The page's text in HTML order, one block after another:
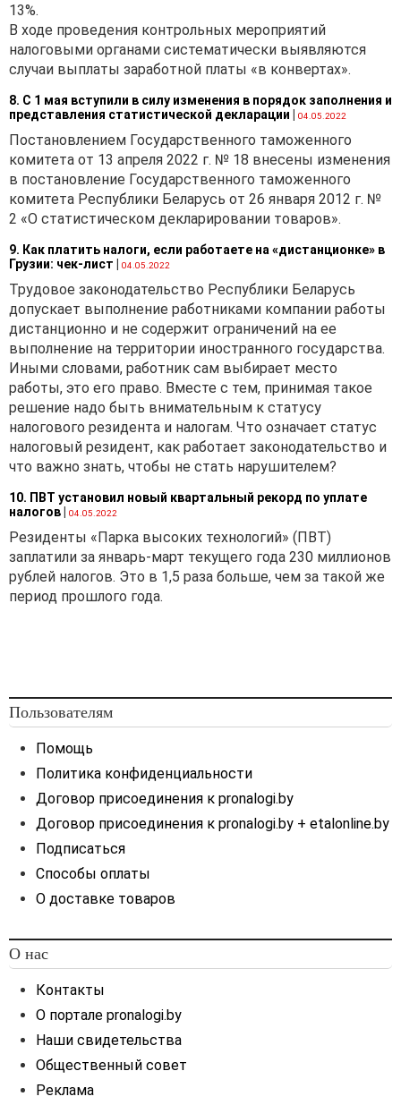
13%.
В ходе проведения контрольных мероприятий
налоговыми органами систематически выявляются
случаи выплаты заработной платы «в конвертах».
8. С 1 мая вступили в силу изменения в порядок заполнения и
представления статистической декларации
04.05.2022
Постановлением Государственного таможенного
комитета от 13 апреля 2022 г. № 18 внесены изменения
в постановление Государственного таможенного
комитета Республики Беларусь от 26 января 2012 г. №
2 «О статистическом декларировании товаров».
9. Как платить налоги, если работаете на «дистанционке» в
Грузии: чек-лист
04.05.2022
Трудовое законодательство Республики Беларусь
допускает выполнение работниками компании работы
дистанционно и не содержит ограничений на ее
выполнение на территории иностранного государства.
Иными словами, работник сам выбирает место
работы, это его право. Вместе с тем, принимая такое
решение надо быть внимательным к статусу
налогового резидента и налогам. Что означает статус
налоговый резидент, как работает законодательство и
что важно знать, чтобы не стать нарушителем?
10. ПВТ установил новый квартальный рекорд по уплате
налогов
04.05.2022
Резиденты «Парка высоких технологий» (ПВТ)
заплатили за январь-март текущего года 230 миллионов
рублей налогов. Это в 1,5 раза больше, чем за такой же
период прошлого года.
Пользователям
Помощь
Политика конфиденциальности
Договор присоединения к pronalogi.by
Договор присоединения к pronalogi.by + etalonline.by
Подписаться
Способы оплаты
О доставке товаров
О нас
Контакты
О портале pronalogi.by
Наши свидетельства
Общественный совет
Реклама